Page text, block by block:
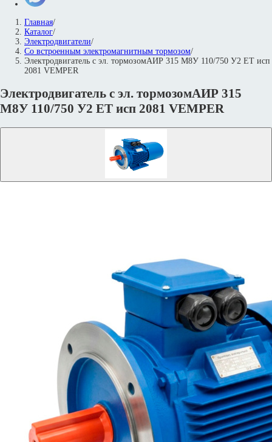
Главная/
Каталог/
Электродвигатели/
Со встроенным электромагнитным тормозом/
Электродвигатель с эл. тормозомАИР 315 М8У 110/750 У2 ET исп
2081 VEMPER
Электродвигатель с эл. тормозомАИР 315
М8У 110/750 У2 ET исп 2081 VEMPER